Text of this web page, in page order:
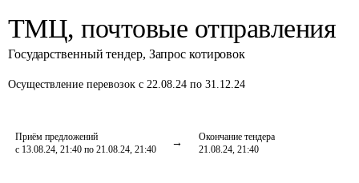
ТМЦ, почтовые отправления
Государственный тендер, Запрос котировок
Осуществление перевозок с 22.08.24 по 31.12.24
Приём предложений
с 13.08.24, 21:40 по 21.08.24, 21:40
Окончание тендера
21.08.24, 21:40